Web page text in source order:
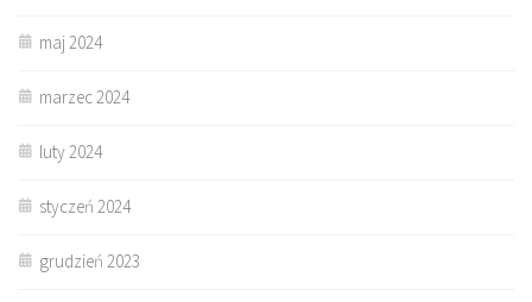
maj 2024
marzec 2024
luty 2024
styczeń 2024
grudzień 2023